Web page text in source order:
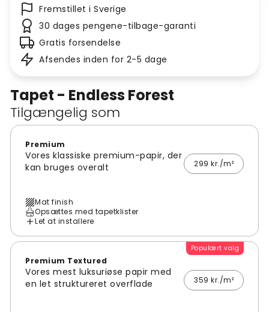
Tapet - Endless Forest
Tilgængelig som
Premium
Vores klassiske premium-papir, der
kan bruges overalt
299 kr./m²
Mat finish
Opsættes med tapetklister
Let at installere
Populært valg
Premium Textured
Vores mest luksuriøse papir med
en let struktureret overflade
359 kr./m²
Fremstillet i Sverige
30 dages pengene-tilbage-garanti
Gratis forsendelse
Afsendes inden for 2-5 dage